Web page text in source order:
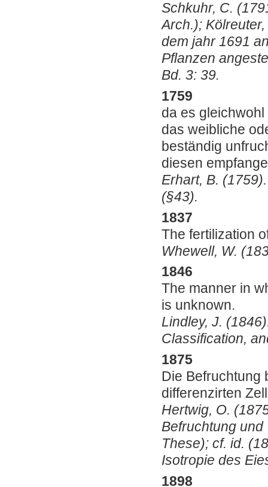
Schkuhr, C.
Arch.);
dem jahr 1691
Pflanzen
Bd. 3: 39.
1759
da es
das weibliche
beständig
diesen
Erhart, B.
(§43).
1837
The fertilization
Whewell, W.
1846
The manner in
is unknown.
Lindley, J.
Classification,
1875
Die Befruchtung
differenzirten
Hertwig, O.
Befruchtung
These); cf. id.
Isotropie des
1898